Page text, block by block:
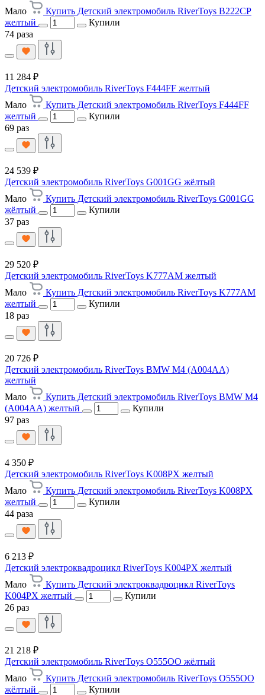
Мало
Купить Детский электромобиль RiverToys B222CP
желтый
Купили
74 раза
11 284 ₽
Детский электромобиль RiverToys F444FF желтый
Мало
Купить Детский электромобиль RiverToys F444FF
желтый
Купили
69 раз
24 539 ₽
Детский электромобиль RiverToys G001GG жёлтый
Мало
Купить Детский электромобиль RiverToys G001GG
жёлтый
Купили
37 раз
29 520 ₽
Детский электромобиль RiverToys K777AM желтый
Мало
Купить Детский электромобиль RiverToys K777AM
желтый
Купили
18 раз
20 726 ₽
Детский электромобиль RiverToys BMW M4 (A004AA)
желтый
Мало
Купить Детский электромобиль RiverToys BMW M4
(A004AA) желтый
Купили
97 раз
4 350 ₽
Детский электромобиль RiverToys K008PX желтый
Мало
Купить Детский электромобиль RiverToys K008PX
желтый
Купили
44 раза
6 213 ₽
Детский электроквадроцикл RiverToys K004PX желтый
Мало
Купить Детский электроквадроцикл RiverToys
K004PX желтый
Купили
26 раз
21 218 ₽
Детский электромобиль RiverToys O555OO жёлтый
Мало
Купить Детский электромобиль RiverToys O555OO
жёлтый
Купили